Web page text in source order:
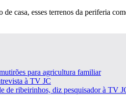
casa, esses terrenos da periferia
para agricultura familiar
à TV JC
de ribeirinhos, diz pesquisador à TV